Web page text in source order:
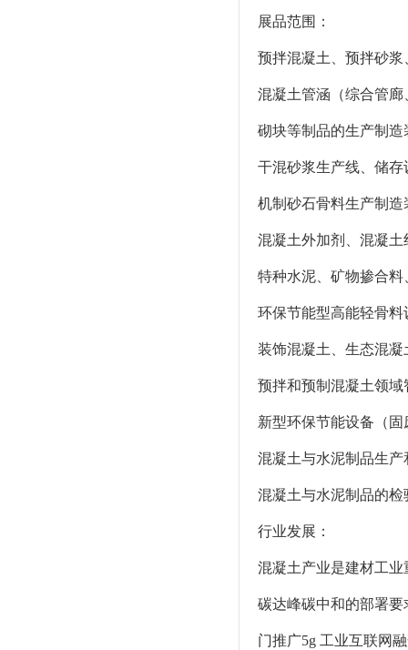
展品范围：
预拌混凝土、预拌砂
混凝土管涵（综合管
砌块等制品的生产制
干混砂浆生产线、储
机制砂石骨料生产制
混凝土外加剂、混凝
特种水泥、矿物掺合
环保节能型高能轻骨
装饰混凝土、生态混
预拌和预制混凝土领
新型环保节能设备（
混凝土与水泥制品生
混凝土与水泥制品的
行业发展：
混凝土产业是建材工
碳达峰碳中和的部署
门推广5g 工业互联网